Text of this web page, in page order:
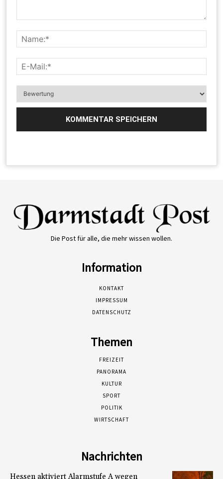
Die Post für alle, die mehr wissen wollen.
Information
KONTAKT
IMPRESSUM
DATENSCHUTZ
Themen
FREIZEIT
PANORAMA
KULTUR
SPORT
POLITIK
WIRTSCHAFT
Nachrichten
Hessen aktiviert Alarmstufe A wegen